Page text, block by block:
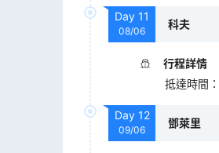
Day 11
08/06
科夫
行程詳情
抵達時間 ：
Day 12
09/06
鄧萊里